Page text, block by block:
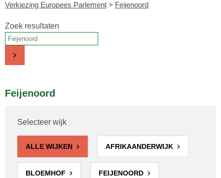
Verkiezing Europees Parlement > Feijenoord
Zoek resultaten
Feijenoord
Selecteer wijk
ALLE WIJKEN AFRIKAANDERWIJK
BLOEMHOF FEIJENOORD